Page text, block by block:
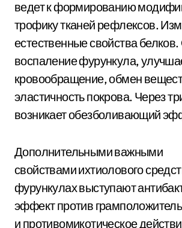
ведет к формированию
трофику тканей рефлексов.
естественные свойства
воспаление фурункула,
кровообращение, обмен
эластичность покрова. Через
возникает обезболивающий
Дополнительными важными
свойствами ихтиолового
фурункулах выступают
эффект против
и противомикотическое